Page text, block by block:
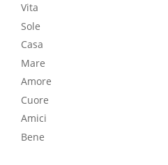
Vita
Sole
Casa
Mare
Amore
Cuore
Amici
Bene